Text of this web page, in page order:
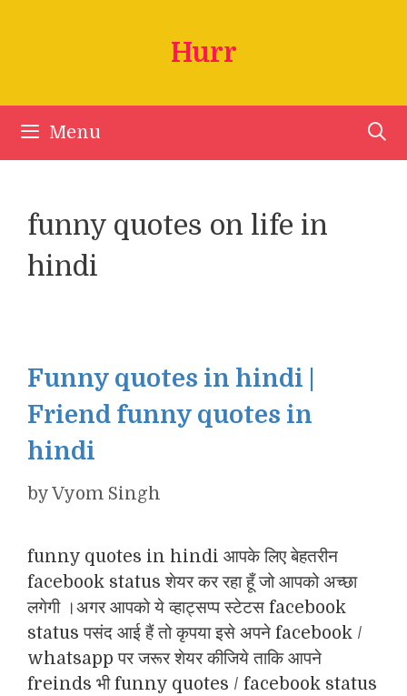
Hurr
Menu
funny quotes on life in
hindi
Funny quotes in hindi |
Friend funny quotes in
hindi
byVyom Singh
funny quotes in hindi आपके लिए बेहतरीन
facebook status शेयर कर रहा हूँ जो आपको अच्छा
लगेगी ।अगर आपको ये व्हाट्सप्प स्टेटस facebook
status पसंद आई हैं तो कृपया इसे अपने facebook /
whatsapp पर जरूर शेयर कीजिये ताकि आपने
freinds भी funny quotes / facebook status